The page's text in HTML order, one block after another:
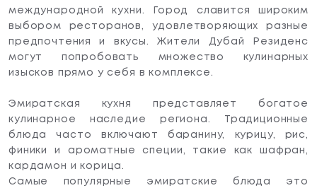
международной кухни. Город славится широким
выбором ресторанов, удовлетворяющих разные
предпочтения и вкусы. Жители Дубай Резиденс
могут попробовать множество кулинарных
изысков прямо у себя в комплексе.
Эмиратская кухня представляет богатое
кулинарное наследие региона. Традиционные
блюда часто включают баранину, курицу, рис,
финики и ароматные специи, такие как шафран,
кардамон и корица.
Самые популярные эмиратские блюда это